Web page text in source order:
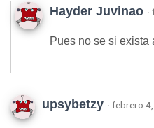
Hayder Juvinao
Pues no se si
upsybetzy · febrero